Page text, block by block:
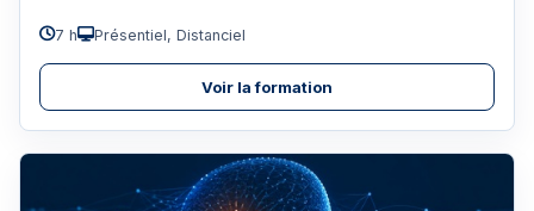
7 h Présentiel, Distanciel
Voir la formation